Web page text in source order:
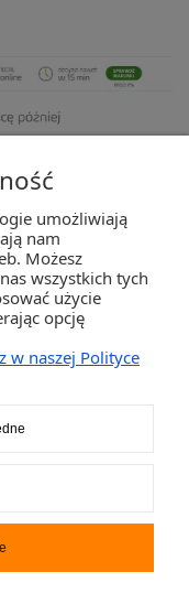
śląskie NIP: 645-241-94-
umożliwiają
nam
Możesz
wszystkich tych
użycie
opcję
w naszej Polityce